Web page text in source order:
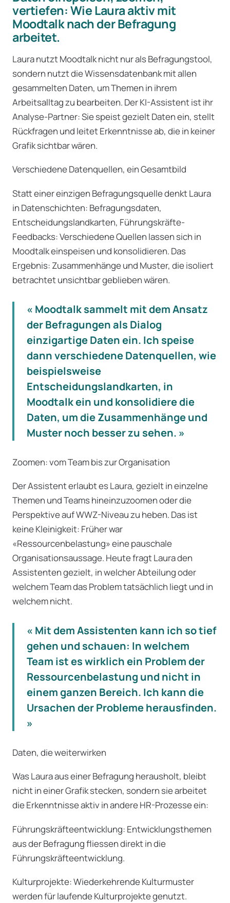
vertiefen: Wie Laura aktiv mit
Moodtalk nach der Befragung
arbeitet.
Laura nutzt Moodtalk nicht nur als Befragungstool,
sondern nutzt die Wissensdatenbank mit allen
gesammelten Daten, um Themen in ihrem
Arbeitsalltag zu bearbeiten. Der KI-Assistent ist ihr
Analyse-Partner: Sie speist gezielt Daten ein, stellt
Rückfragen und leitet Erkenntnisse ab, die in keiner
Grafik sichtbar wären.
Verschiedene Datenquellen, ein Gesamtbild
Statt einer einzigen Befragungsquelle denkt Laura
in Datenschichten: Befragungsdaten,
Entscheidungslandkarten, Führungskräfte-
Feedbacks: Verschiedene Quellen lassen sich in
Moodtalk einspeisen und konsolidieren. Das
Ergebnis: Zusammenhänge und Muster, die isoliert
betrachtet unsichtbar geblieben wären.
« Moodtalk sammelt mit dem Ansatz
der Befragungen als Dialog
einzigartige Daten ein. Ich speise
dann verschiedene Datenquellen, wie
beispielsweise
Entscheidungslandkarten, in
Moodtalk ein und konsolidiere die
Daten, um die Zusammenhänge und
Muster noch besser zu sehen. »
Zoomen: vom Team bis zur Organisation
Der Assistent erlaubt es Laura, gezielt in einzelne
Themen und Teams hineinzuzoomen oder die
Perspektive auf WWZ-Niveau zu heben. Das ist
keine Kleinigkeit: Früher war
«Ressourcenbelastung» eine pauschale
Organisationsaussage. Heute fragt Laura den
Assistenten gezielt, in welcher Abteilung oder
welchem Team das Problem tatsächlich liegt und in
welchem nicht.
« Mit dem Assistenten kann ich so tief
gehen und schauen: In welchem
Team ist es wirklich ein Problem der
Ressourcenbelastung und nicht in
einem ganzen Bereich. Ich kann die
Ursachen der Probleme herausfinden.
»
Daten, die weiterwirken
Was Laura aus einer Befragung herausholt, bleibt
nicht in einer Grafik stecken, sondern sie arbeitet
die Erkenntnisse aktiv in andere HR-Prozesse ein:
Führungskräfteentwicklung: Entwicklungsthemen
aus der Befragung fliessen direkt in die
Führungskräfteentwicklung.
Kulturprojekte: Wiederkehrende Kulturmuster
werden für laufende Kulturprojekte genutzt.